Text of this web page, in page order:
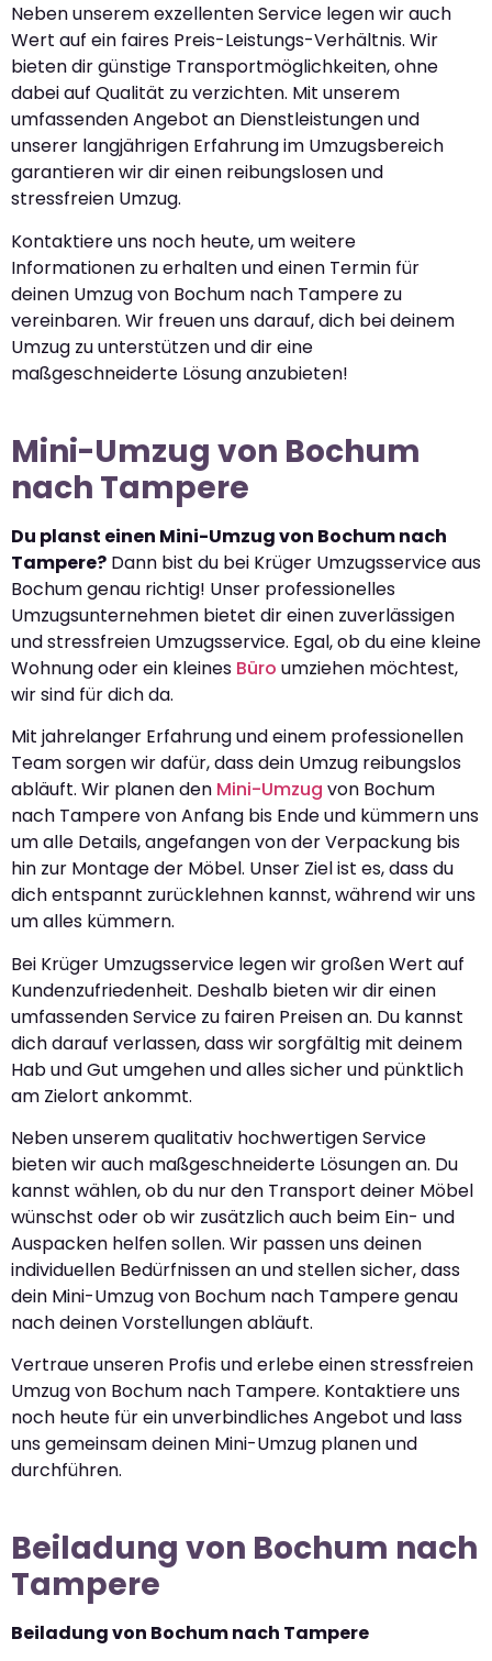
Neben unserem exzellenten Service legen wir auch
Wert auf ein faires Preis-Leistungs-Verhältnis. Wir
bieten dir günstige Transportmöglichkeiten, ohne
dabei auf Qualität zu verzichten. Mit unserem
umfassenden Angebot an Dienstleistungen und
unserer langjährigen Erfahrung im Umzugsbereich
garantieren wir dir einen reibungslosen und
stressfreien Umzug.
Kontaktiere uns noch heute, um weitere
Informationen zu erhalten und einen Termin für
deinen Umzug von Bochum nach Tampere zu
vereinbaren. Wir freuen uns darauf, dich bei deinem
Umzug zu unterstützen und dir eine
maßgeschneiderte Lösung anzubieten!
Mini-Umzug von Bochum
nach Tampere
Du planst einen Mini-Umzug von Bochum nach
Tampere? Dann bist du bei Krüger Umzugsservice aus
Bochum genau richtig! Unser professionelles
Umzugsunternehmen bietet dir einen zuverlässigen
und stressfreien Umzugsservice. Egal, ob du eine kleine
Wohnung oder ein kleines Büro umziehen möchtest,
wir sind für dich da.
Mit jahrelanger Erfahrung und einem professionellen
Team sorgen wir dafür, dass dein Umzug reibungslos
abläuft. Wir planen den Mini-Umzug von Bochum
nach Tampere von Anfang bis Ende und kümmern uns
um alle Details, angefangen von der Verpackung bis
hin zur Montage der Möbel. Unser Ziel ist es, dass du
dich entspannt zurücklehnen kannst, während wir uns
um alles kümmern.
Bei Krüger Umzugsservice legen wir großen Wert auf
Kundenzufriedenheit. Deshalb bieten wir dir einen
umfassenden Service zu fairen Preisen an. Du kannst
dich darauf verlassen, dass wir sorgfältig mit deinem
Hab und Gut umgehen und alles sicher und pünktlich
am Zielort ankommt.
Neben unserem qualitativ hochwertigen Service
bieten wir auch maßgeschneiderte Lösungen an. Du
kannst wählen, ob du nur den Transport deiner Möbel
wünschst oder ob wir zusätzlich auch beim Ein- und
Auspacken helfen sollen. Wir passen uns deinen
individuellen Bedürfnissen an und stellen sicher, dass
dein Mini-Umzug von Bochum nach Tampere genau
nach deinen Vorstellungen abläuft.
Vertraue unseren Profis und erlebe einen stressfreien
Umzug von Bochum nach Tampere. Kontaktiere uns
noch heute für ein unverbindliches Angebot und lass
uns gemeinsam deinen Mini-Umzug planen und
durchführen.
Beiladung von Bochum nach
Tampere
Beiladung von Bochum nach Tampere